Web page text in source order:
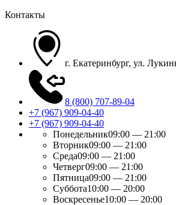
Контакты
г. Екатеринбург, ул.
8 (800) 707-89-04
+7 (967) 909-04-40
+7 (967) 909-04-40
Понедельник09:00 — 21:00
Вторник09:00 — 21:00
Среда09:00 — 21:00
Четверг09:00 — 21:00
Пятница09:00 — 21:00
Суббота10:00 — 20:00
Воскресенье10:00 — 20:00